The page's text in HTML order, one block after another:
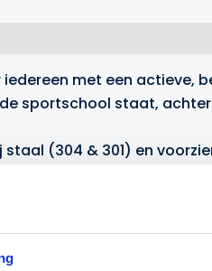
met een actieve,
sportschool staat,
(304 & 301) en
gebruiksgemak: